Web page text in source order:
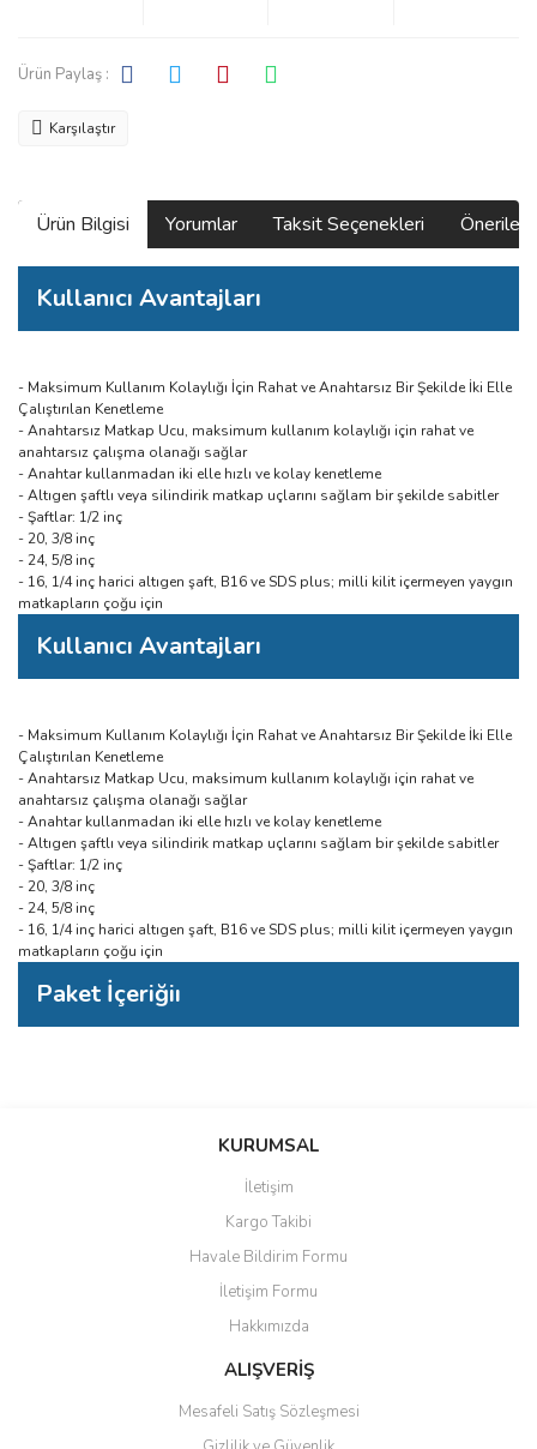
Ürün Paylaş :
Karşılaştır
Ürün Bilgisi Yorumlar Taksit Seçenekleri
Kullanıcı Avantajları
- Maksimum Kullanım Kolaylığı İçin Rahat ve Anahtarsız Bir Şekilde İki Elle
Çalıştırılan Kenetleme
- Anahtarsız Matkap Ucu, maksimum kullanım kolaylığı için rahat ve
anahtarsız çalışma olanağı sağlar
- Anahtar kullanmadan iki elle hızlı ve kolay kenetleme
- Altıgen şaftlı veya silindirik matkap uçlarını sağlam bir şekilde sabitler
- Şaftlar: 1/2 inç
- 20, 3/8 inç
- 24, 5/8 inç
- 16, 1/4 inç harici altıgen şaft, B16 ve SDS plus; milli kilit içermeyen yaygın
matkapların çoğu için
Kullanıcı Avantajları
- Maksimum Kullanım Kolaylığı İçin Rahat ve Anahtarsız Bir Şekilde İki Elle
Çalıştırılan Kenetleme
- Anahtarsız Matkap Ucu, maksimum kullanım kolaylığı için rahat ve
anahtarsız çalışma olanağı sağlar
- Anahtar kullanmadan iki elle hızlı ve kolay kenetleme
- Altıgen şaftlı veya silindirik matkap uçlarını sağlam bir şekilde sabitler
- Şaftlar: 1/2 inç
- 20, 3/8 inç
- 24, 5/8 inç
- 16, 1/4 inç harici altıgen şaft, B16 ve SDS plus; milli kilit içermeyen yaygın
matkapların çoğu için
Paket İçeriğiı
Bu ürüne ilk yorumu siz yapın!
Ürün resmi kalitesiz, bozuk veya görüntülenemiyor.
Ürün açıklamasında eksik bilgiler bulunuyor.
Ürün bilgilerinde hatalar bulunuyor.
Ürün fiyatı diğer sitelerden daha pahalı.
Bu ürüne benzer farklı alternatifler olmalı.
KURUMSAL
İletişim
Kargo Takibi
Havale Bildirim Formu
İletişim Formu
Hakkımızda
ALIŞVERİŞ
Mesafeli Satış Sözleşmesi